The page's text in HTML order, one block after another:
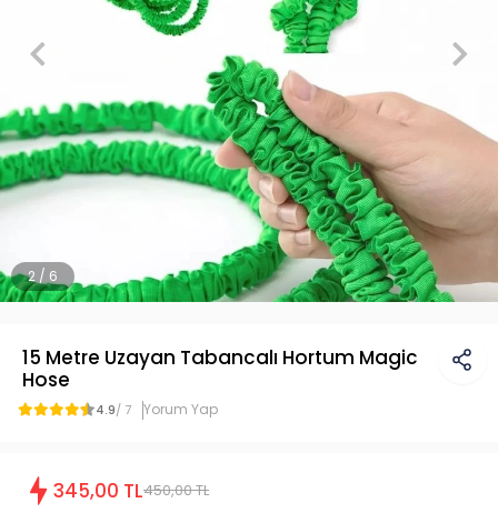
2 / 6
15 Metre Uzayan Tabancalı Hortum Magic
Hose
4.9/ 7 Yorum Yap
345,00 TL450,00 TL